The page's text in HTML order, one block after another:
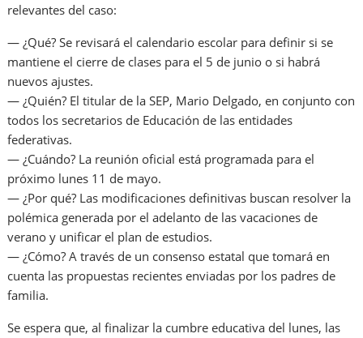
relevantes del caso:
— ¿Qué? Se revisará el calendario escolar para definir si se
mantiene el cierre de clases para el 5 de junio o si habrá
nuevos ajustes.
— ¿Quién? El titular de la SEP, Mario Delgado, en conjunto con
todos los secretarios de Educación de las entidades
federativas.
— ¿Cuándo? La reunión oficial está programada para el
próximo lunes 11 de mayo.
— ¿Por qué? Las modificaciones definitivas buscan resolver la
polémica generada por el adelanto de las vacaciones de
verano y unificar el plan de estudios.
— ¿Cómo? A través de un consenso estatal que tomará en
cuenta las propuestas recientes enviadas por los padres de
familia.
Se espera que, al finalizar la cumbre educativa del lunes, las